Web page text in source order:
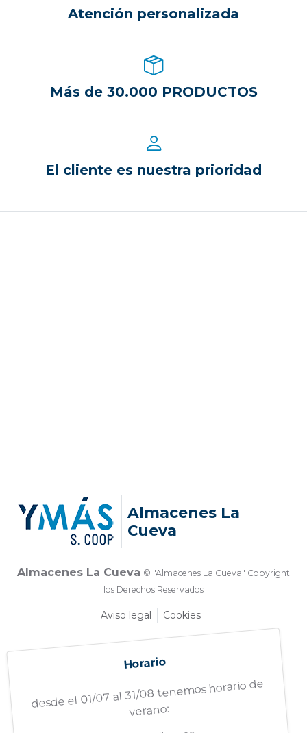
Atención personalizada
Más de 30.000 PRODUCTOS
El cliente es nuestra prioridad
Almacenes La
Cueva
Almacenes La Cueva © "Almacenes La Cueva" Copyright
los Derechos Reservados
Aviso legal Cookies
Horario
desde el 01/07 al 31/08 tenemos horario de
verano: